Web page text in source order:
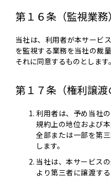
第１６条（監視業務）
当社は、利用者が本サービ
を監視する業務を当社の裁
それに同意するものとします。
第１７条（権利譲渡
利用者は、予め当社
規約上の地位および
全部または一部を第
します。
当社は、本サービス
より第三者に譲渡す